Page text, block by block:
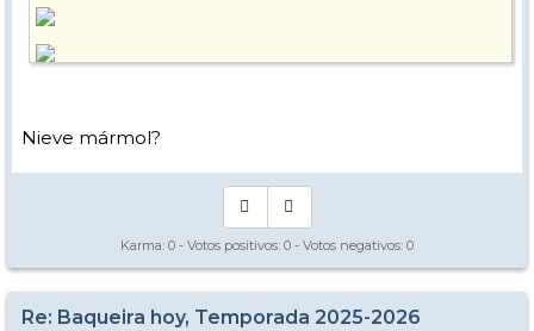
Nieve mármol?
Karma: 0 - Votos positivos: 0 - Votos negativos: 0
Re: Baqueira hoy, Temporada 2025-2026